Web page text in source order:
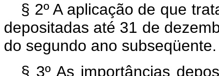
§ 2º A aplicação de que
depositadas até 31 de
do segundo ano subseqüente.
§ 3º As importâncias